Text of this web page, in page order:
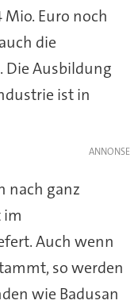
Euro noch
die
Die Ausbildung
ist in
nach ganz
im
Auch wenn
so werden
wie Badusan